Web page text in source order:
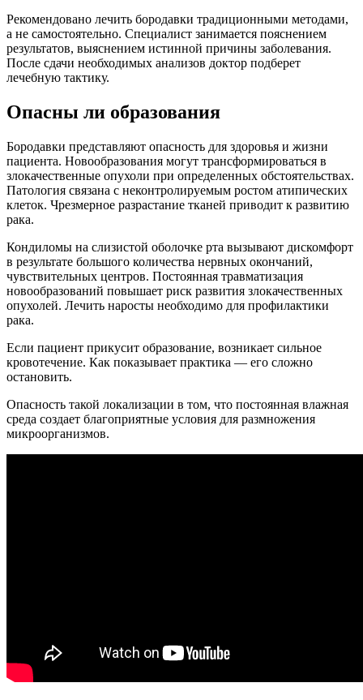
Рекомендовано лечить бородавки традиционными методами,
а не самостоятельно. Специалист занимается пояснением
результатов, выяснением истинной причины заболевания.
После сдачи необходимых анализов доктор подберет
лечебную тактику.
Опасны ли образования
Бородавки представляют опасность для здоровья и жизни
пациента. Новообразования могут трансформироваться в
злокачественные опухоли при определенных обстоятельствах.
Патология связана с неконтролируемым ростом атипических
клеток. Чрезмерное разрастание тканей приводит к развитию
рака.
Кондиломы на слизистой оболочке рта вызывают дискомфорт
в результате большого количества нервных окончаний,
чувствительных центров. Постоянная травматизация
новообразований повышает риск развития злокачественных
опухолей. Лечить наросты необходимо для профилактики
рака.
Если пациент прикусит образование, возникает сильное
кровотечение. Как показывает практика — его сложно
остановить.
Опасность такой локализации в том, что постоянная влажная
среда создает благоприятные условия для размножения
микроорганизмов.